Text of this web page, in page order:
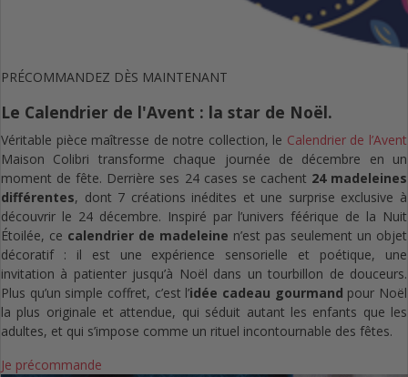
PRÉCOMMANDEZ DÈS MAINTENANT
Le Calendrier de l'Avent : la star de Noël.
Véritable pièce maîtresse de notre collection, le Calendrier de l’Avent
Maison Colibri transforme chaque journée de décembre en un
moment de fête. Derrière ses 24 cases se cachent 24 madeleines
différentes, dont 7 créations inédites et une surprise exclusive à
découvrir le 24 décembre. Inspiré par l’univers féérique de la Nuit
Étoilée, ce calendrier de madeleine n’est pas seulement un objet
décoratif : il est une expérience sensorielle et poétique, une
invitation à patienter jusqu’à Noël dans un tourbillon de douceurs.
Plus qu’un simple coffret, c’est l’idée cadeau gourmand pour Noël
la plus originale et attendue, qui séduit autant les enfants que les
adultes, et qui s’impose comme un rituel incontournable des fêtes.
Je précommande